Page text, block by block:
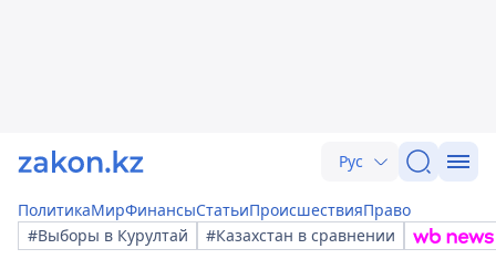
Рус
ПолитикаМирФинансыСтатьиПроисшествияПраво
#Выборы в Курултай
#Казахстан в сравнении